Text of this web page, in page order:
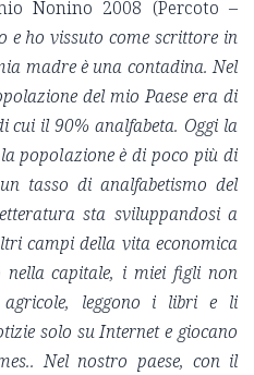
Nonino 2008 (Percoto –
e ho vissuto come scrittore in
madre è una contadina. Nel
del mio Paese era di
il 90% analfabeta. Oggi la
popolazione è di poco più di
tasso di analfabetismo del
sta sviluppandosi a
campi della vita economica
nella capitale, i miei figli non
agricole, leggono i libri e li
solo su Internet e giocano
Nel nostro paese, con il